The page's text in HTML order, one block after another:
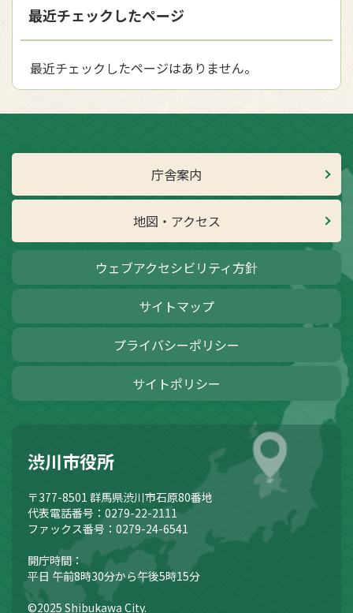
最近チェックしたページ
最近チェックしたページはありません。
庁舎案内
地図・アクセス
ウェブアクセシビリティ方針
サイトマップ
プライバシーポリシー
サイトポリシー
渋川市役所
〒377-8501 群馬県渋川市石原80番地
代表電話番号：0279-22-2111
ファックス番号：0279-24-6541
開庁時間：
平日 午前8時30分から午後5時15分
©2025 Shibukawa City.